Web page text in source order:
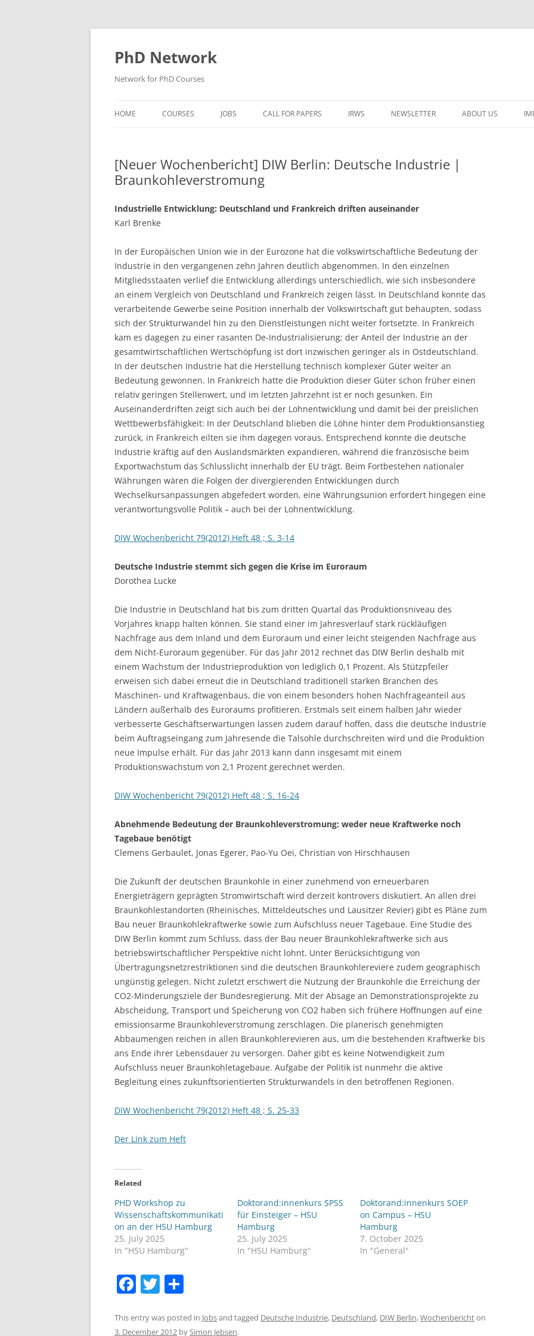
Skip
content
PhD Network
Network for PhD Courses
HOME COURSES
GESIS
GIGA HAMBURG
HSU HAMBURG
LEUPHANA UNIVERSITY
SDU
TU HAMBURG HARBURG
EUROPA-UNIVERSITÄT FLENSBURG
UNIVERSITY OF HAMBURG – BWL
UNIVERSITY OF HAMBURG – WISO
UNIVERSITY OF HAMBURG – EPB
ARCHIVE
JOBS CALL FOR PAPERS IRWS
LECTURERS &
LECTURERS &
LECTURERS &
LECTURERS &
LECTURERS &
LECTURERS &
LECTURERS &
LECTURERS &
PROGRAMME
REGISTRATION
CASH BUDGET 2019
CASH BUDGET 2018
CASH BUDGET 2015
CASH BUDGET 2014
TRAVEL INFORMATION
IRWS NETWORK
NEWSLETTER ABOUT US
[Neuer Wochenbericht] DIW Berlin: Deutsche Industrie |
Braunkohleverstromung
Industrielle Entwicklung: Deutschland und Frankreich driften auseinander
Karl Brenke
In der Europäischen Union wie in der Eurozone hat die volkswirtschaftliche Bedeutung der
Industrie in den vergangenen zehn Jahren deutlich abgenommen. In den einzelnen
Mitgliedsstaaten verlief die Entwicklung allerdings unterschiedlich, wie sich insbesondere
an einem Vergleich von Deutschland und Frankreich zeigen lässt. In Deutschland konnte das
verarbeitende Gewerbe seine Position innerhalb der Volkswirtschaft gut behaupten, sodass
sich der Strukturwandel hin zu den Dienstleistungen nicht weiter fortsetzte. In Frankreich
kam es dagegen zu einer rasanten De-Industrialisierung; der Anteil der Industrie an der
gesamtwirtschaftlichen Wertschöpfung ist dort inzwischen geringer als in Ostdeutschland.
In der deutschen Industrie hat die Herstellung technisch komplexer Güter weiter an
Bedeutung gewonnen. In Frankreich hatte die Produktion dieser Güter schon früher einen
relativ geringen Stellenwert, und im letzten Jahrzehnt ist er noch gesunken. Ein
Auseinanderdriften zeigt sich auch bei der Lohnentwicklung und damit bei der preislichen
Wettbewerbsfähigkeit: In der Deutschland blieben die Löhne hinter dem Produktionsanstieg
zurück, in Frankreich eilten sie ihm dagegen voraus. Entsprechend konnte die deutsche
Industrie kräftig auf den Auslandsmärkten expandieren, während die französische beim
Exportwachstum das Schlusslicht innerhalb der EU trägt. Beim Fortbestehen nationaler
Währungen wären die Folgen der divergierenden Entwicklungen durch
Wechselkursanpassungen abgefedert worden, eine Währungsunion erfordert hingegen eine
verantwortungsvolle Politik – auch bei der Lohnentwicklung.
DIW Wochenbericht 79(2012) Heft 48 ; S. 3-14
Deutsche Industrie stemmt sich gegen die Krise im Euroraum
Dorothea Lucke
Die Industrie in Deutschland hat bis zum dritten Quartal das Produktionsniveau des
Vorjahres knapp halten können. Sie stand einer im Jahresverlauf stark rückläufigen
Nachfrage aus dem Inland und dem Euroraum und einer leicht steigenden Nachfrage aus
dem Nicht-Euroraum gegenüber. Für das Jahr 2012 rechnet das DIW Berlin deshalb mit
einem Wachstum der Industrieproduktion von lediglich 0,1 Prozent. Als Stützpfeiler
erweisen sich dabei erneut die in Deutschland traditionell starken Branchen des
Maschinen- und Kraftwagenbaus, die von einem besonders hohen Nachfrageanteil aus
Ländern außerhalb des Euroraums profitieren. Erstmals seit einem halben Jahr wieder
verbesserte Geschäftserwartungen lassen zudem darauf hoffen, dass die deutsche Industrie
beim Auftragseingang zum Jahresende die Talsohle durchschreiten wird und die Produktion
neue Impulse erhält. Für das Jahr 2013 kann dann insgesamt mit einem
Produktionswachstum von 2,1 Prozent gerechnet werden.
DIW Wochenbericht 79(2012) Heft 48 ; S. 16-24
Abnehmende Bedeutung der Braunkohleverstromung: weder neue Kraftwerke noch
Tagebaue benötigt
Clemens Gerbaulet, Jonas Egerer, Pao-Yu Oei, Christian von Hirschhausen
Die Zukunft der deutschen Braunkohle in einer zunehmend von erneuerbaren
Energieträgern geprägten Stromwirtschaft wird derzeit kontrovers diskutiert. An allen drei
Braunkohlestandorten (Rheinisches, Mitteldeutsches und Lausitzer Revier) gibt es Pläne zum
Bau neuer Braunkohlekraftwerke sowie zum Aufschluss neuer Tagebaue. Eine Studie des
DIW Berlin kommt zum Schluss, dass der Bau neuer Braunkohlekraftwerke sich aus
betriebswirtschaftlicher Perspektive nicht lohnt. Unter Berücksichtigung von
Übertragungsnetzrestriktionen sind die deutschen Braunkohlereviere zudem geographisch
ungünstig gelegen. Nicht zuletzt erschwert die Nutzung der Braunkohle die Erreichung der
CO2-Minderungsziele der Bundesregierung. Mit der Absage an Demonstrationsprojekte zu
Abscheidung, Transport und Speicherung von CO2 haben sich frühere Hoffnungen auf eine
emissionsarme Braunkohleverstromung zerschlagen. Die planerisch genehmigten
Abbaumengen reichen in allen Braunkohlerevieren aus, um die bestehenden Kraftwerke bis
ans Ende ihrer Lebensdauer zu versorgen. Daher gibt es keine Notwendigkeit zum
Aufschluss neuer Braunkohletagebaue. Aufgabe der Politik ist nunmehr die aktive
Begleitung eines zukunftsorientierten Strukturwandels in den betroffenen Regionen.
DIW Wochenbericht 79(2012) Heft 48 ; S. 25-33
Der Link zum Heft
Related
PHD Workshop zu
Wissenschaftskommunikati
on an der HSU Hamburg
25. July 2025
In "HSU Hamburg"
Doktorand:innenkurs SPSS
für Einsteiger – HSU
Hamburg
25. July 2025
In "HSU Hamburg"
Doktorand:innenkurs SOEP
on Campus – HSU
Hamburg
7. October 2025
In "General"
F
c
T
itt ar
This entry was posted in Jobsand tagged Deutsche Industrie, Deutschland, DIW Berlin,Wochenberichton
3. December 2012 bySimon Jebsen.